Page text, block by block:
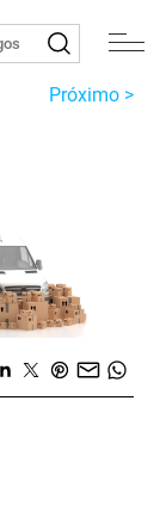
Próximo >